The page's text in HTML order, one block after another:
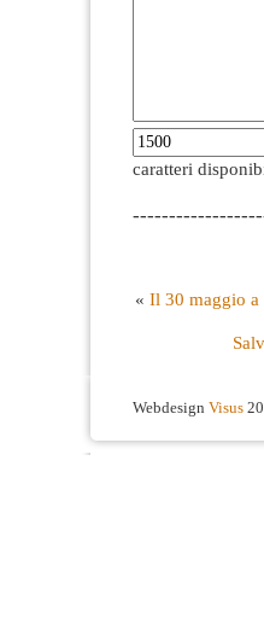
caratteri
« Il 30 maggio a
Webdesign Visus